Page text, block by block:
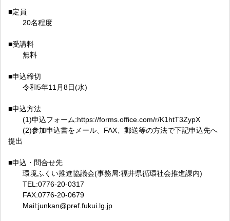
■定員
20名程度
■受講料
無料
■申込締切
令和5年11月8日(水)
■申込方法
(1)申込フォーム:https://forms.office.com/r/K1htT3ZypX
(2)参加申込書をメール、FAX、郵送等の方法で下記申込先へ
提出
■申込・問合せ先
環境ふくい推進協議会(事務局:福井県循環社会推進課内)
TEL:0776-20-0317
FAX:0776-20-0679
Mail:junkan@pref.fukui.lg.jp